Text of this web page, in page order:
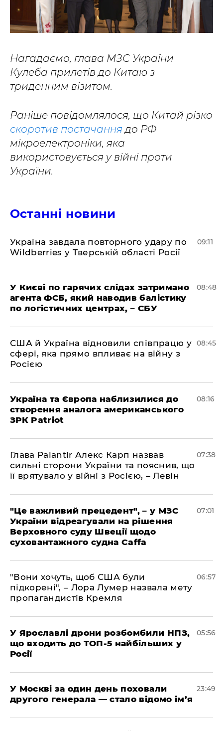
Нагадаємо, глава МЗС України
Кулеба прилетів до Китаю з
триденним візитом.
Раніше повідомлялося, що Китай різко
скоротив постачання до РФ
мікроелектроніки, яка
використовується у війні проти
України.
Останні новини
Україна завдала повторного удару по
Wildberries у Тверській області Росії
09:11
У Києві по гарячих слідах затримано
агента ФСБ, який наводив балістику
по логістичних центрах, – СБУ
08:48
США й Україна відновили співпрацю у
сфері, яка прямо впливає на війну з
Росією
08:45
Україна та Європа наблизилися до
створення аналога американського
ЗРК Patriot
08:16
Глава Palantir Алекс Карп назвав
сильні сторони України та пояснив, що
її врятувало у війні з Росією, – Левін
07:38
"Це важливий прецедент", – у МЗС
України відреагували на рішення
Верховного суду Швеції щодо
суховантажного судна Caffa
07:01
"Вони хочуть, щоб США були
підкорені", – Лора Лумер назвала мету
пропагандистів Кремля
06:57
У Ярославлі дрони розбомбили НПЗ,
що входить до ТОП-5 найбільших у
Росії
05:56
​У Москві за один день поховали
другого генерала — стало відомо ім’я
23:49